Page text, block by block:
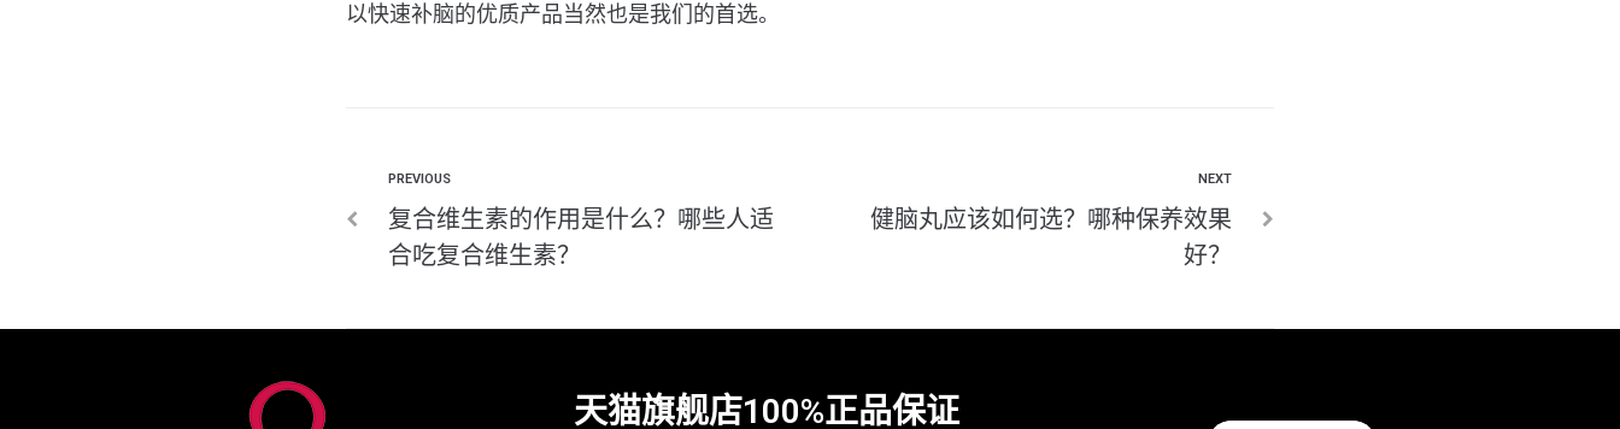
以快速补脑的优质产品当然也是我们的首选。
PREVIOUS
复合维生素的作用是什么？哪些人适
合吃复合维生素？
NEXT
健脑丸应该如何选？哪种保养效果
好？
天猫旗舰店100%正品保证